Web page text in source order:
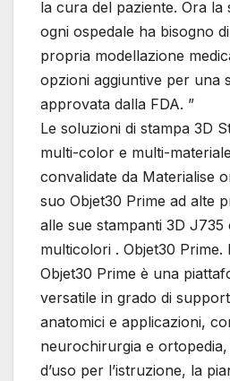
la cura del paziente. Ora la
ogni ospedale ha bisogno
propria modellazione
opzioni aggiuntive per una
approvata dalla FDA. ”
Le soluzioni di stampa 3D
multi-color e multi-
convalidate da Materialise
suo Objet30 Prime ad alte
alle sue stampanti 3D J735
multicolori . Objet30 Prime.
Objet30 Prime è una
versatile in grado di
anatomici e applicazioni,
neurochirurgia e ortopedia,
d’uso per l’istruzione, la